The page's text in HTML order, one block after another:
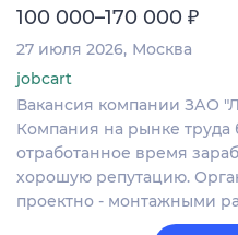
100 000–170 000 ₽
27 июля 2026 Москва
jobcart
Вакансия компании
Компания на рынке труда
отработанное время
хорошую репутацию.
проектно - монтажными